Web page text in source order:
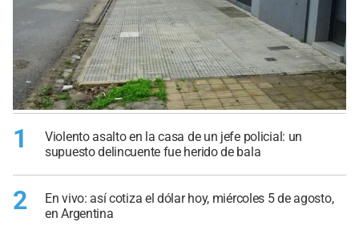
1
Violento asalto en la casa de un jefe policial: un
supuesto delincuente fue herido de bala
2
En vivo: así cotiza el dólar hoy, miércoles 5 de agosto,
en Argentina